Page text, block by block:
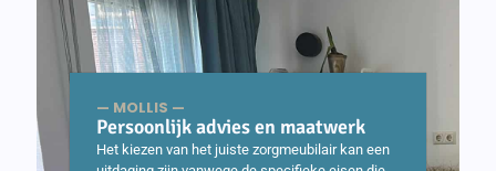
— MOLLIS —
Persoonlijk advies en maatwerk
Het kiezen van het juiste zorgmeubilair kan een